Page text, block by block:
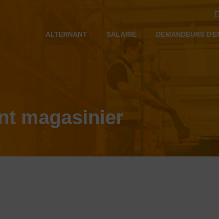
ALTERNANT SALARIÉ DEMANDEURS
magasinier